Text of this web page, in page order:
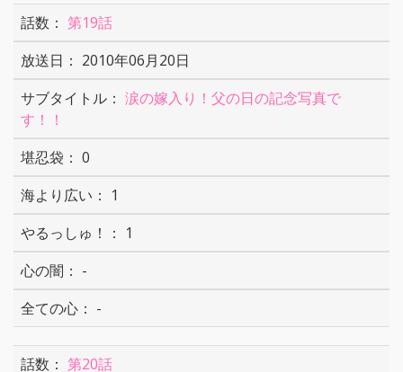
第19話
2010年06月20日
涙の嫁入り！父の日の記念写真で
す！！
0
1
1
-
-
第20話